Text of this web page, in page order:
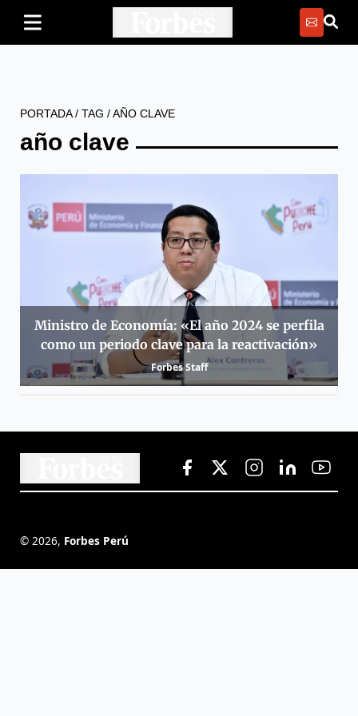
PORTADA/ TAG /AÑO CLAVE
año clave
Ministro de Economía: «El año 2024 se perfila
como un periodo clave para la reactivación»
Forbes Staff
© 2026, Forbes Perú